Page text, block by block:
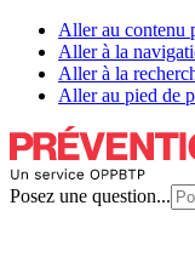
Aller au contenu
Aller à la
Aller à la
Aller au pied de
Posez une question...